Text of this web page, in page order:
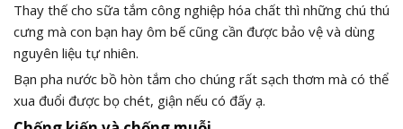
Thay thế cho sữa tắm công nghiệp hóa chất thì những chú thú
cưng mà con bạn hay ôm bế cũng cần được bảo vệ và dùng
nguyên liệu tự nhiên.
Bạn pha nước bồ hòn tắm cho chúng rất sạch thơm mà có thể
xua đuổi được bọ chét, giận nếu có đấy ạ.